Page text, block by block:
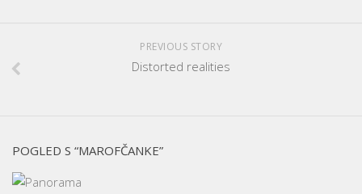
PREVIOUS STORY
Distorted realities
POGLED S “MAROFČANKE”